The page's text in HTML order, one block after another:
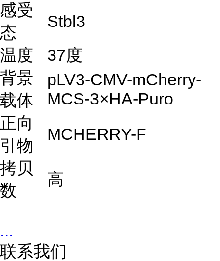
感受
态
Stbl3
温度
37度
背景
载体
pLV3-CMV-mCherry-
MCS-3×HA-Puro
正向
引物
MCHERRY-F
拷贝
数
高
...
联系我们